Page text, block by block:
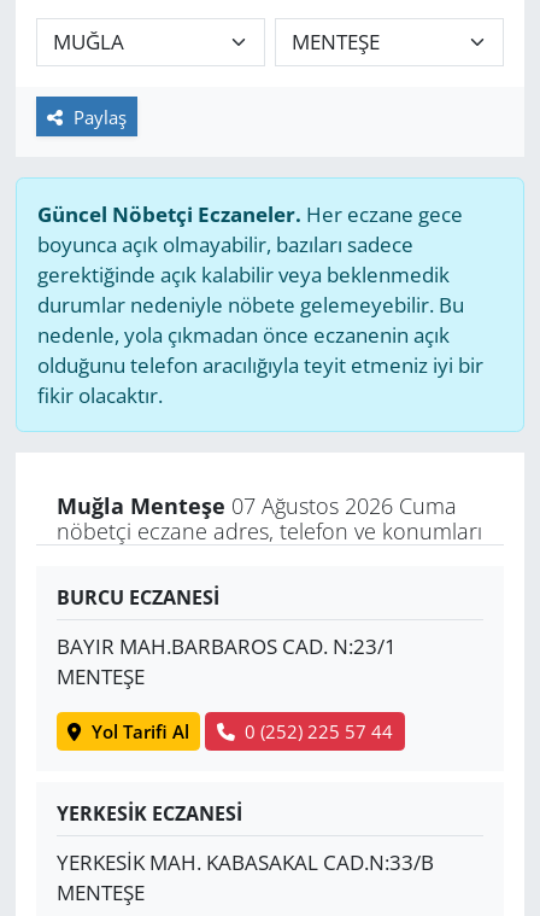
Paylaş
Güncel Nöbetçi Eczaneler. Her eczane gece
boyunca açık olmayabilir, bazıları sadece
gerektiğinde açık kalabilir veya beklenmedik
durumlar nedeniyle nöbete gelemeyebilir. Bu
nedenle, yola çıkmadan önce eczanenin açık
olduğunu telefon aracılığıyla teyit etmeniz iyi bir
fikir olacaktır.
Muğla Menteşe 07 Ağustos 2026 Cuma
nöbetçi eczane adres, telefon ve konumları
BURCU ECZANESİ
BAYIR MAH.BARBAROS CAD. N:23/1
MENTEŞE
Yol Tarifi Al 0 (252) 225 57 44
YERKESİK ECZANESİ
YERKESİK MAH. KABASAKAL CAD.N:33/B
MENTEŞE
GÜNDEM
HABERDE İNSAN
MAGAZİN
POLİTİKA
RESMİ İLANLAR
SAĞLIK
SPOR
Yerel